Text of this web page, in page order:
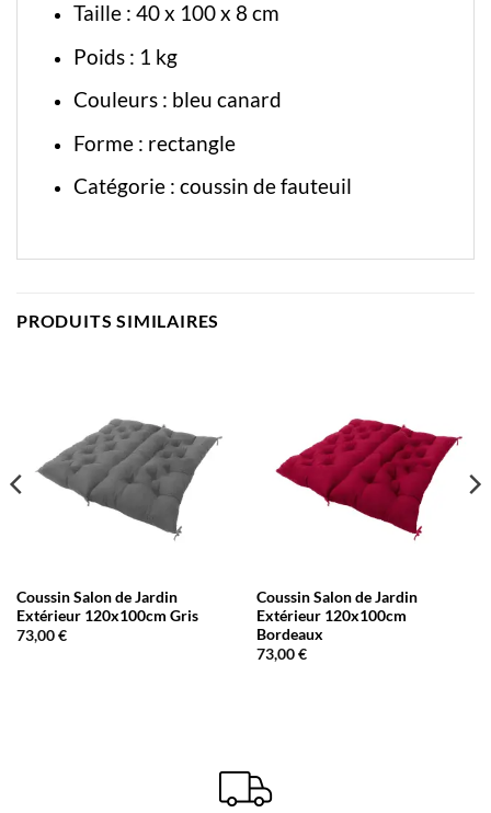
Taille : 40 x 100 x 8 cm
Poids : 1 kg
Couleurs : bleu canard
Forme : rectangle
Catégorie : coussin de fauteuil
PRODUITS SIMILAIRES
Coussin Salon de Jardin
Extérieur 120x100cm Gris
73,00€
Coussin Salon de Jardin
Extérieur 120x100cm
Bordeaux
73,00€